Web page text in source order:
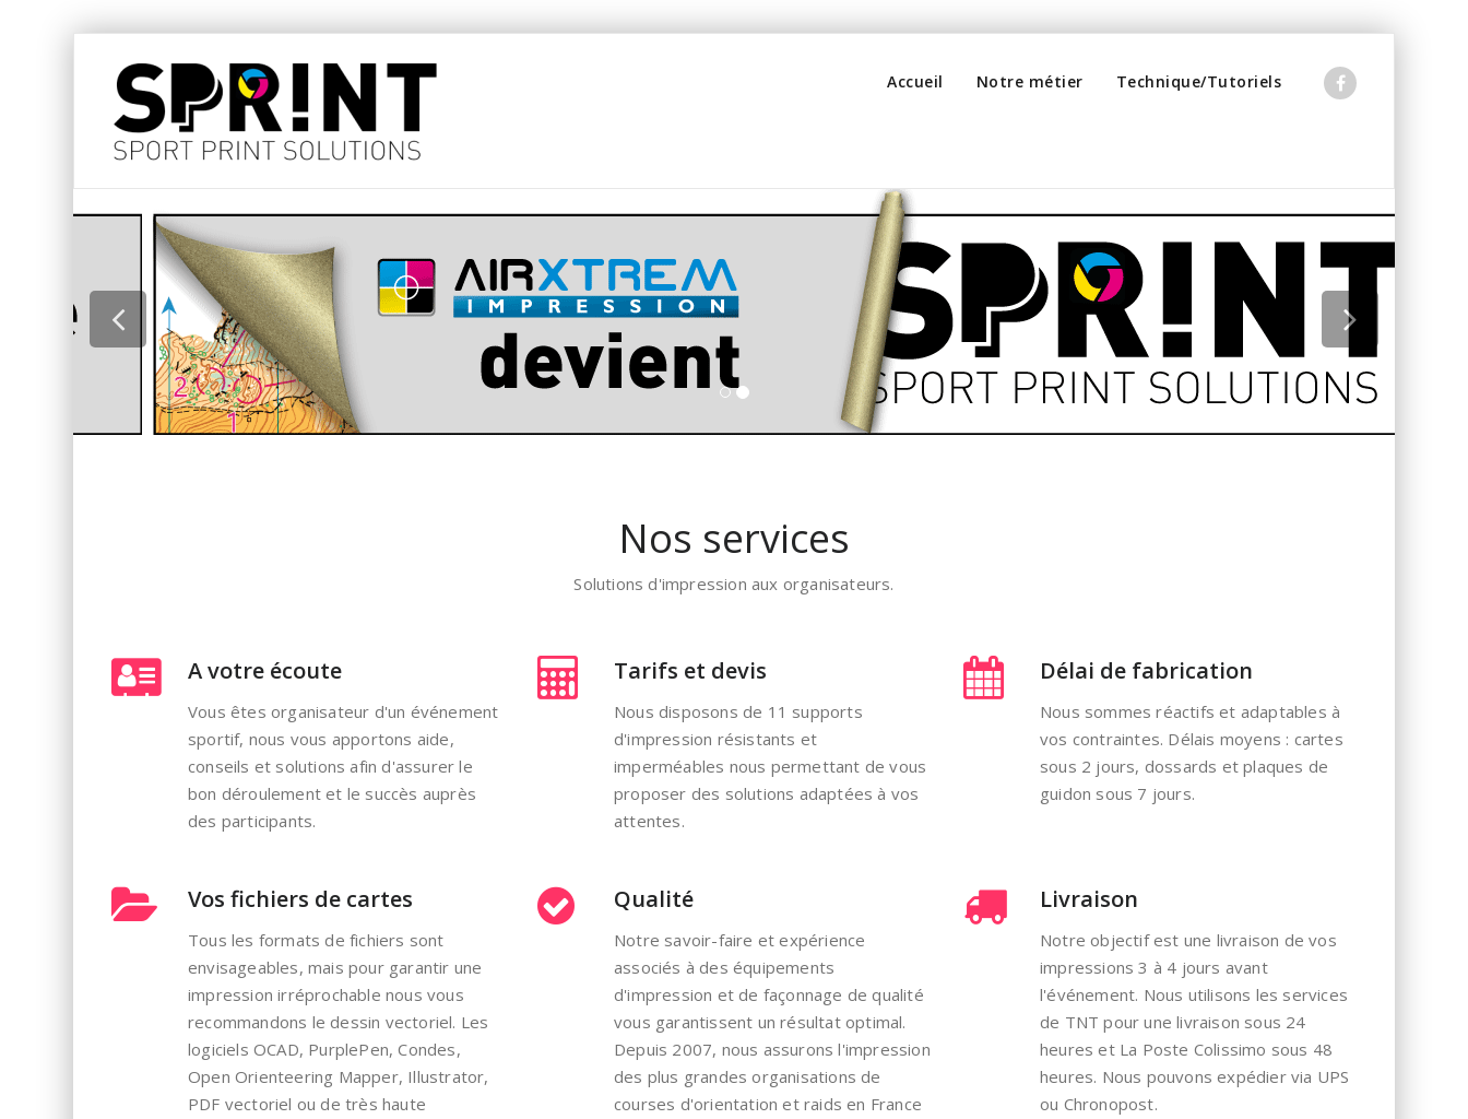
Accueil Notre métier Technique/Tutoriels
Nos services
Solutions d'impression aux organisateurs.
A votre écoute
Vous êtes organisateur d'un événement
sportif, nous vous apportons aide,
conseils et solutions afin d'assurer le
bon déroulement et le succès auprès
des participants.
Tarifs et devis
Nous disposons de 11 supports
d'impression résistants et
imperméables nous permettant de vous
proposer des solutions adaptées à vos
attentes.
Délai de fabrication
Nous sommes réactifs et adaptables à
vos contraintes. Délais moyens : cartes
sous 2 jours, dossards et plaques de
guidon sous 7 jours.
Vos fichiers de cartes
Tous les formats de fichiers sont
envisageables, mais pour garantir une
impression irréprochable nous vous
recommandons le dessin vectoriel. Les
logiciels OCAD, PurplePen, Condes,
Open Orienteering Mapper, Illustrator,
PDF vectoriel ou de très haute
Qualité
Notre savoir-faire et expérience
associés à des équipements
d'impression et de façonnage de qualité
vous garantissent un résultat optimal.
Depuis 2007, nous assurons l'impression
des plus grandes organisations de
courses d'orientation et raids en France
Livraison
Notre objectif est une livraison de vos
impressions 3 à 4 jours avant
l'événement. Nous utilisons les services
de TNT pour une livraison sous 24
heures et La Poste Colissimo sous 48
heures. Nous pouvons expédier via UPS
ou Chronopost.